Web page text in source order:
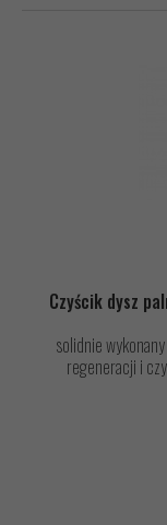
Czyścik dysz
solidnie
regeneracji i